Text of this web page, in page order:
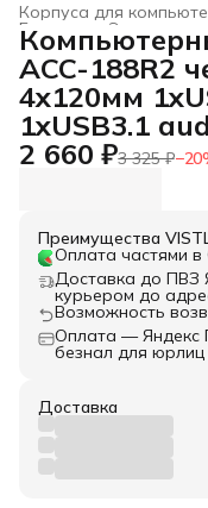
Корпуса для
Электроника
Главная
ACC-188R2
4x120мм
1xUSB3.1
2 660 ₽3 325 ₽−20
Преимущества
Оплата частями в
Доставка до ПВЗ
курьером до
Возможность
Оплата — Яндекс
безнал для
Доставка